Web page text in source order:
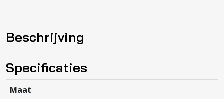
Beschrijving
Specificaties
Maat